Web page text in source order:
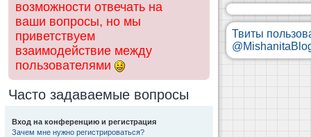
возможности отвечать на
ваши вопросы, но мы
приветствуем
взаимодействие между
пользователями
Часто задаваемые вопросы
Вход на конференцию и регистрация
Зачем мне нужно регистрироваться?
Твиты